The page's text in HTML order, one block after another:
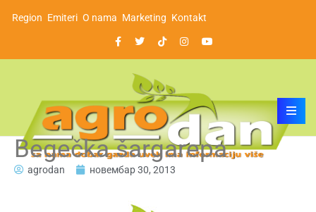
Region Emiteri O nama Marketing Kontakt
Begečka šargarepa
agrodan новембар 30, 2013